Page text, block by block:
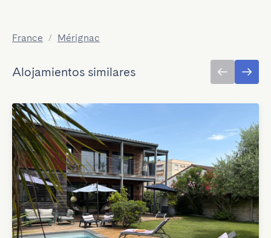
France / Mérignac
Alojamientos similares